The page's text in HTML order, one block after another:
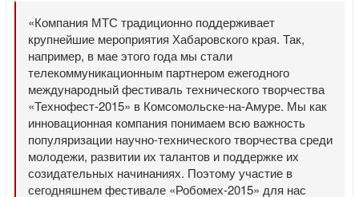
«Компания МТС традиционно поддерживает
крупнейшие мероприятия Хабаровского края. Так,
например, в мае этого года мы стали
телекоммуникационным партнером ежегодного
международный фестиваль технического творчества
«Технофест-2015» в Комсомольске-на-Амуре. Мы как
инновационная компания понимаем всю важность
популяризации научно-технического творчества среди
молодежи, развитии их талантов и поддержке их
созидательных начинаниях. Поэтому участие в
сегодняшнем фестивале «Робомех-2015» для нас